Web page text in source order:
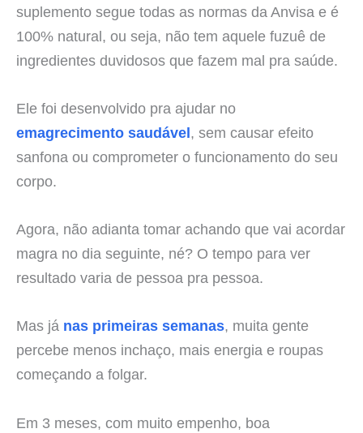
suplemento segue todas as normas da Anvisa e é
100% natural, ou seja, não tem aquele fuzuê de
ingredientes duvidosos que fazem mal pra saúde.
Ele foi desenvolvido pra ajudar no
emagrecimento saudável, sem causar efeito
sanfona ou comprometer o funcionamento do seu
corpo.
Agora, não adianta tomar achando que vai acordar
magra no dia seguinte, né? O tempo para ver
resultado varia de pessoa pra pessoa.
Mas já nas primeiras semanas, muita gente
percebe menos inchaço, mais energia e roupas
começando a folgar.
Em 3 meses, com muito empenho, boa